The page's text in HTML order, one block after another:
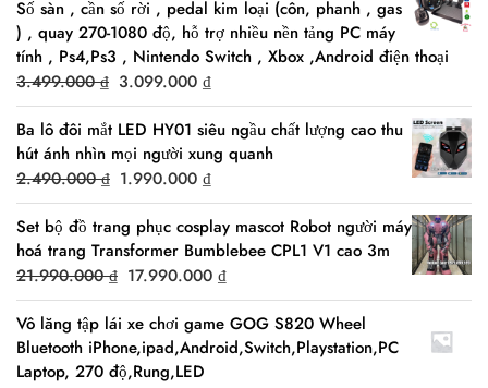
Số sàn , cần số rời , pedal kim loại (côn, phanh , gas
) , quay 270-1080 độ, hỗ trợ nhiều nền tảng PC máy
tính , Ps4,Ps3 , Nintendo Switch , Xbox ,Android điện thoại
3.499.000₫ Original
price
was:
3.499.000 ₫.
3.099.000 ₫
price
is:
3.099.000 ₫.
Ba lô đôi mắt LED HY01 siêu ngầu chất lượng cao thu
hút ánh nhìn mọi người xung quanh
2.490.000₫ Original
price
was:
2.490.000 ₫.
1.990.000 ₫
price
is:
1.990.000 ₫.
Set bộ đồ trang phục cosplay mascot Robot người máy
hoá trang Transformer Bumblebee CPL1 V1 cao 3m
21.990.000₫ Original
price
was:
21.990.000 ₫.
17.990.000 ₫
price
is:
17.990.000 ₫.
Vô lăng tập lái xe chơi game GOG S820 Wheel
Bluetooth iPhone,ipad,Android,Switch,Playstation,PC
Laptop, 270 độ,Rung,LED